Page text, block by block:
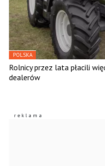
POLSKA
Rolnicy przez lata płacili
dealerów